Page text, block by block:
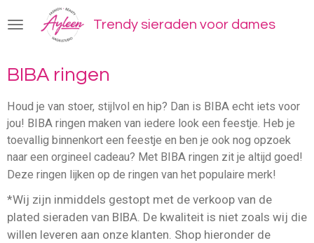
direct
de
hoofdinhoud
Trendy sieraden voor dames
BIBA ringen
Houd je van stoer, stijlvol en hip? Dan is BIBA echt iets voor
jou! BIBA ringen maken van iedere look een feestje. Heb je
toevallig binnenkort een feestje en ben je ook nog opzoek
naar een orgineel cadeau? Met BIBA ringen zit je altijd goed!
Deze ringen lijken op de ringen van het populaire merk!
*Wij zijn inmiddels gestopt met de verkoop van de
plated sieraden van BIBA. De kwaliteit is niet zoals wij die
willen leveren aan onze klanten. Shop hieronder de